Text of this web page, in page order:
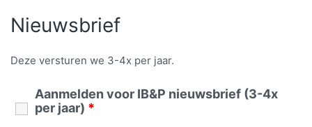
Nieuwsbrief
Deze versturen we 3-4x per jaar.
Aanmelden voor IB&P nieuwsbrief (3-4x
per jaar) *